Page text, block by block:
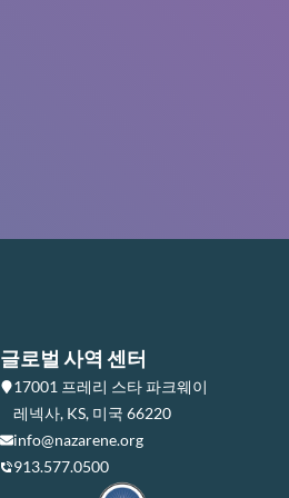
글로벌 사역 센터
17001 프레리 스타 파크웨이
레넥사, KS, 미국 66220
info@nazarene.org
913.577.0500